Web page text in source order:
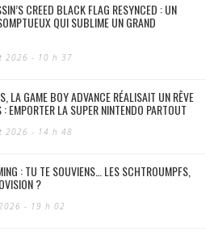
CREED BLACK FLAG RESYNCED : UN
QUI SUBLIME UN GRAND
2026 - 10 h 37
LA GAME BOY ADVANCE RÉALISAIT UN RÊVE
: EMPORTER LA SUPER NINTENDO PARTOUT
2026 - 14 h 48
: TU TE SOUVIENS… LES SCHTROUMPFS,
?
- 19 h 02